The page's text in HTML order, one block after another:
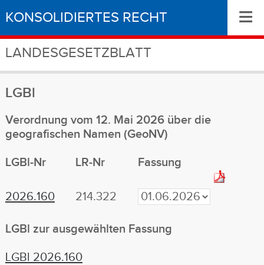
KONSOLIDIERTES RECHT
LANDESGESETZBLATT
≡
LGBl
Verordnung vom 12. Mai 2026 über die
geografischen Namen (GeoNV)
LGBl-Nr LR-Nr Fassung
2026.160 214.322
LGBl zur ausgewählten Fassung
LGBl 2026.160